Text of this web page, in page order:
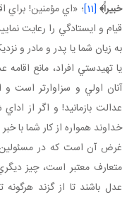
خبيراً﴾ [11]؛ «اي مؤمنين!
قيام و ايستادگي را رعايت
به زيان شما يا پدر و مادر و
يا تهيدستي افراد، مانع
آنان اولي و سزاوارتر است و
عدالت بازمانيد! و اگر از
خداوند همواره از كار شما با
غرض آن است كه در مسئولين
متعارف معتبر است، چيز
عدل باشند تا از گزند